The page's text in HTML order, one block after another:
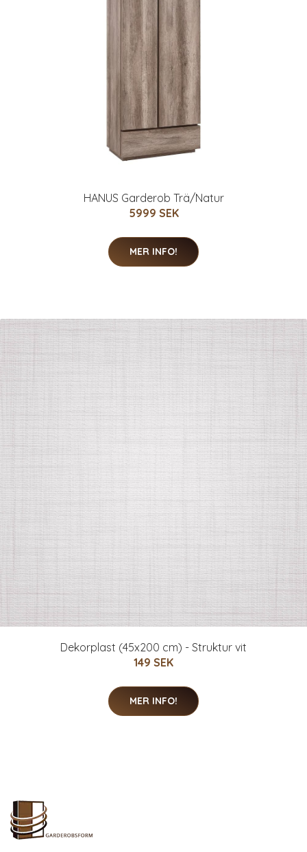
HANUS Garderob Trä/Natur
5999 SEK
MER INFO!
Dekorplast (45x200 cm) - Struktur vit
149 SEK
MER INFO!